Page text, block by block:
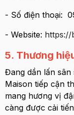
- Số điện thoại:
- Website: https://
5. Thương
Đang dần lấn
Maison tiếp cận
mang hương vị
càng được cải